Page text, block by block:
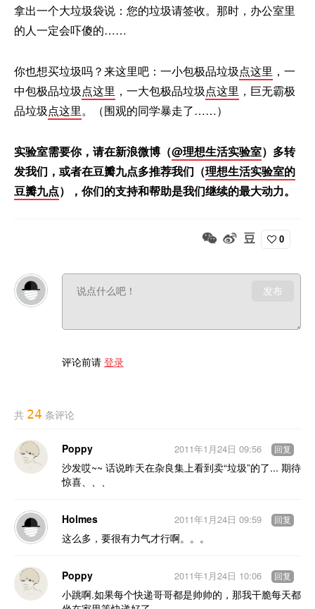
拿出一个大垃圾袋说：您的垃圾请签收。那时，办公室里
的人一定会吓傻的……
你也想买垃圾吗？来这里吧：一小包极品垃圾点这里 ，一
中包极品垃圾点这里 ，一大包极品垃圾点这里 ，巨无霸极
品垃圾点这里。（围观的同学暴走了……）
实验室需要你，请在新浪微博（@理想生活实验室）多转
发我们，或者在豆瓣九点多推荐我们（理想生活实验室的
豆瓣九点），你们的支持和帮助是我们继续的最大动力。
0
发布
评论前请 登录
共 24 条评论
Poppy
沙发哎~~ 话说昨天在杂良集上看到卖“垃圾”的了... 期待
惊喜、、、
2011年1月24日 09:56 回复
Holmes
这么多，要很有力气才行啊。。。
2011年1月24日 09:59 回复
Poppy
小跳啊.如果每个快递哥哥都是帅帅的，那我干脆每天都
2011年1月24日 10:06 回复